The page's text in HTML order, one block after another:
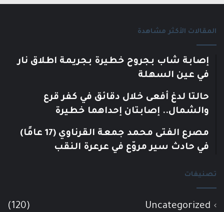
المقالات الأكثر مشاهدة
إصابة شاب بجروح خطيرة بجريمة اطلاق نار
في عين السهلة
حالتا لدغ أفعى خلال دقائق في كفر قرع
والشمال.. إصابتان إحداهما خطيرة
مصرع الفتى محمد جمعة القرناوي (17 عامًا)
في حادث سير مروّع في عرعرة النقب
تصنيفات
Uncategorized
(120)